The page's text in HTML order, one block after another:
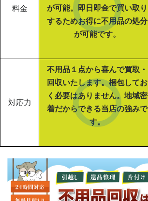
料金
が可能。即日即金で買い取り
するためお得に不用品の処分
が可能です。
対応力
不用品１点から喜んで買取・
回収いたします。梱包してお
く必要はありません。地域密
着だからできる当店の強みで
す。